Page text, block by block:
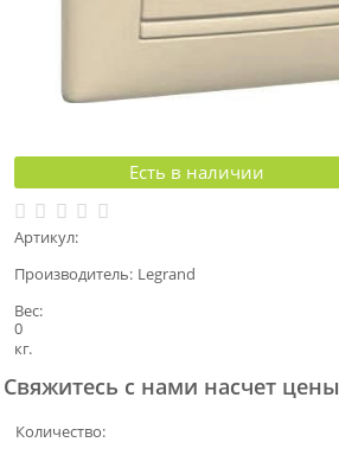
Есть в наличии
Артикул:
Производитель: Legrand
Вес:
0
кг.
Свяжитесь с нами насчет цены
Количество: